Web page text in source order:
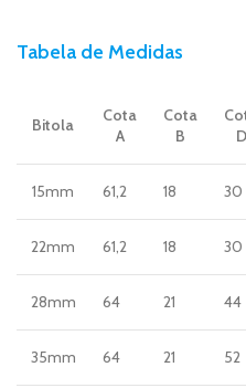
Tabela de Medidas
Bitola
Cota
A
Cota
B
D
15mm 61,2 18 30
22mm 61,2 18 30
28mm 64 21 44
35mm 64 21 52